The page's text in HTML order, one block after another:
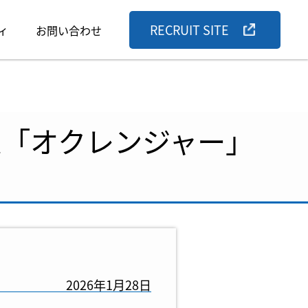
お問い合わせ RECRUIT SITE
オクレンジャー」
2026年1月28日